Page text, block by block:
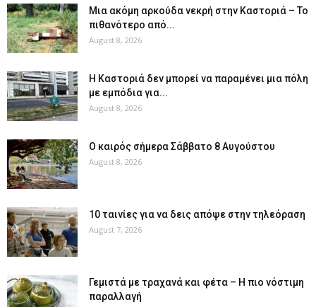
Μια ακόμη αρκούδα νεκρή στην Καστοριά – Το
πιθανότερο από...
August 8, 2026
Η Καστοριά δεν μπορεί να παραμένει μια πόλη
με εμπόδια για...
August 8, 2026
Ο καιρός σήμερα Σάββατο 8 Αυγούστου
August 8, 2026
10 ταινίες για να δεις απόψε στην τηλεόραση
August 7, 2026
Γεμιστά με τραχανά και φέτα – Η πιο νόστιμη
παραλλαγή